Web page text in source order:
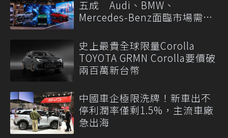
五成 Audi、BMW、
Mercedes-Benz面臨市場需求
史上最貴全球限量Corolla
TOYOTA GRMN Corolla要價破
兩百萬新台幣
中國車企極限洗牌！新車出不
停利潤率僅剩1.5%，主流車廠
急出海